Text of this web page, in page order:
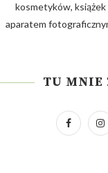
kosmetyków, książek
aparatem
TU MNIE